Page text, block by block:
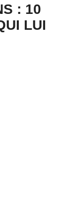
: 10
LUI